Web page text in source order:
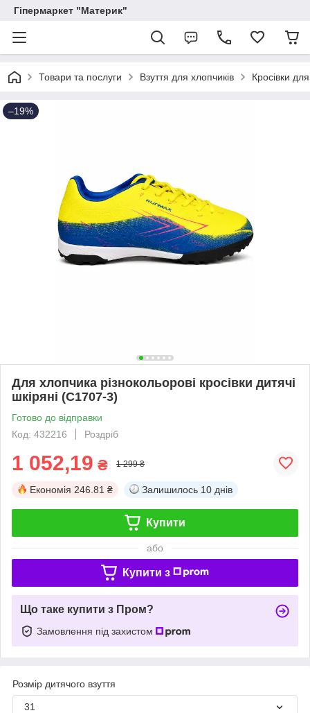
Гіпермаркет "Материк"
Товари та послуги Взуття для хлопчиків Кросівки
–19%
Для хлопчика різнокольорові кросівки дитячі
шкіряні (C1707-3)
Готово до відправки
Код: 432216
Роздріб
1 052,19 ₴ 1 299 ₴
Економія 246.81 ₴ Залишилось 10 днів
Купити
або
Купити з
Що таке купити з Пром?
Замовлення під захистом
Розмір дитячого взуття
31